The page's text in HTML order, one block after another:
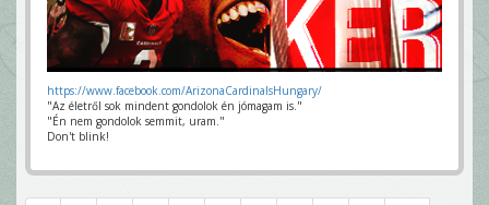
https://www.facebook.com/ArizonaCardinalsHungary/
"Az életről sok mindent gondolok én jómagam is."
"Én nem gondolok semmit, uram."
Don't blink!